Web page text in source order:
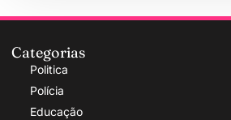
Categorias
Politica
Polícia
Educação